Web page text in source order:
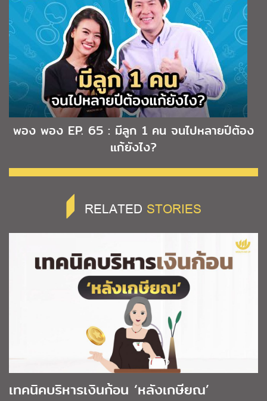
พอง พอง EP. 65 : มีลูก 1 คน จนไปหลายปีต้อง
แก้ยังไง?
RELATED STORIES
เทคนิคบริหารเงินก้อน ‘หลังเกษียณ’